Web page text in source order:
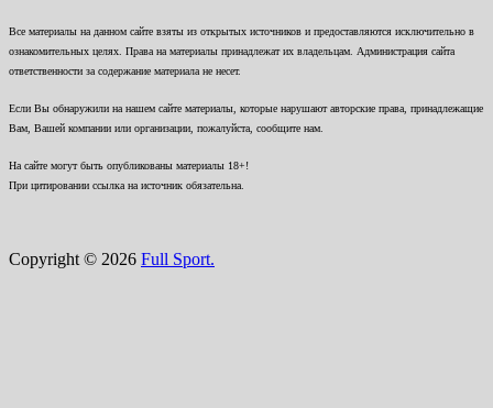
Все материалы на данном сайте взяты из открытых источников и предоставляются исключительно в
ознакомительных целях. Права на материалы принадлежат их владельцам. Администрация сайта
ответственности за содержание материала не несет.
Если Вы обнаружили на нашем сайте материалы, которые нарушают авторские права, принадлежащие
Вам, Вашей компании или организации, пожалуйста, сообщите нам.
На сайте могут быть опубликованы материалы 18+!
При цитировании ссылка на источник обязательна.
Copyright © 2026 Full Sport.